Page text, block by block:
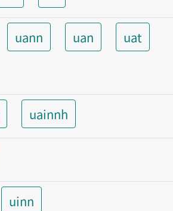
uann uan
uat
uainnh
uinn